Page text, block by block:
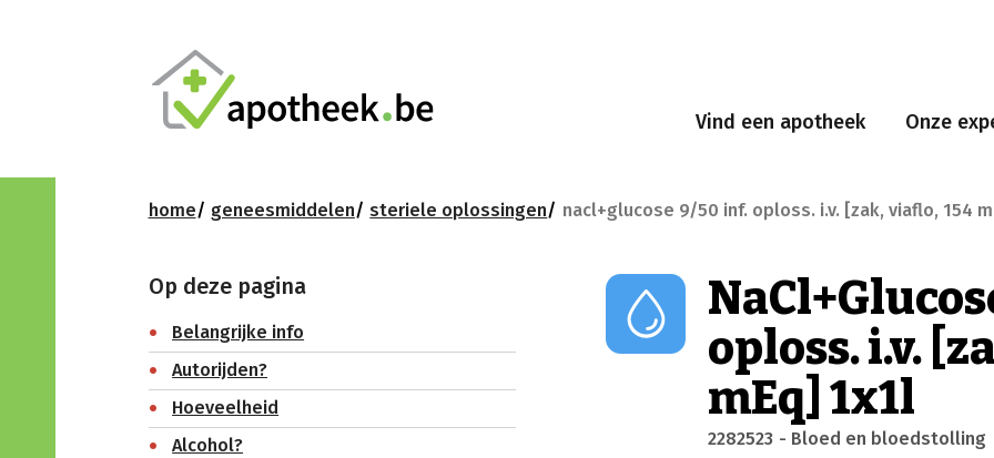
Vind een apotheek Onze
home geneesmiddelen steriele oplossingen nacl+glucose 9/50 inf. oploss. i.v. [zak, viaflo, 154
Op deze pagina
Belangrijke info
Autorijden?
Hoeveelheid
Alcohol?
oploss. i.v.
mEq] 1x1l
2282523 - Bloed en bloedstolling